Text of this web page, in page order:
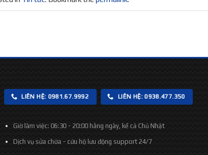
LIÊN HỆ: 0981.67.9992 LIÊN HỆ: 0938.477.350
Giờ làm việc: 06:30 - 20:00 hằng ngày, kể cả Chủ Nhật
Dịch vụ sửa chữa - cứu hộ lưu động support24/7